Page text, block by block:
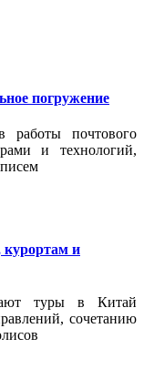
погружение
работы почтового
и технологий,
и
туры в Китай
сочетанию